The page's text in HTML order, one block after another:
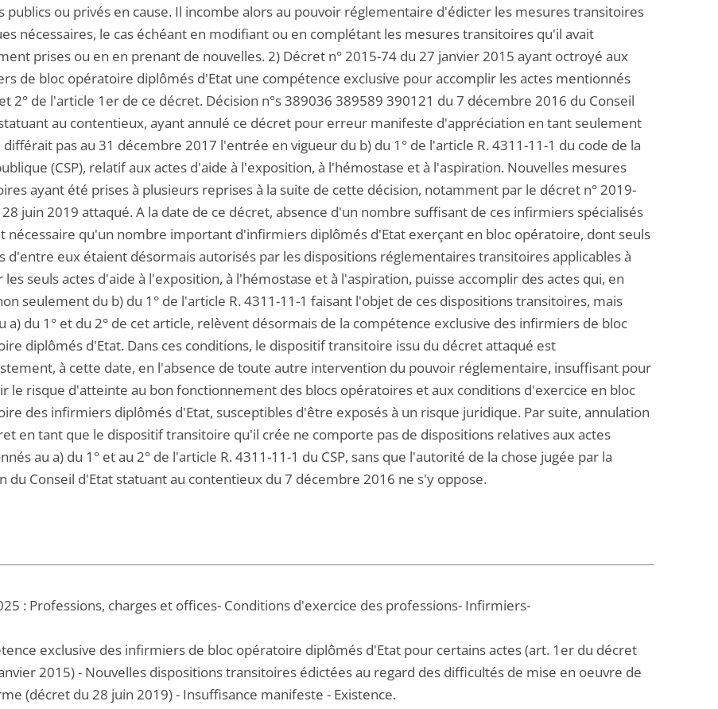
publics ou privés en cause. Il incombe alors au pouvoir réglementaire d'édicter les mesures transitoires
nécessaires, le cas échéant en modifiant ou en complétant les mesures transitoires qu'il avait
prises ou en en prenant de nouvelles. 2) Décret n° 2015-74 du 27 janvier 2015 ayant octroyé aux
de bloc opératoire diplômés d'Etat une compétence exclusive pour accomplir les actes mentionnés
2° de l'article 1er de ce décret. Décision n°s 389036 389589 390121 du 7 décembre 2016 du Conseil
au contentieux, ayant annulé ce décret pour erreur manifeste d'appréciation en tant seulement
différait pas au 31 décembre 2017 l'entrée en vigueur du b) du 1° de l'article R. 4311-11-1 du code de la
(CSP), relatif aux actes d'aide à l'exposition, à l'hémostase et à l'aspiration. Nouvelles mesures
ayant été prises à plusieurs reprises à la suite de cette décision, notamment par le décret n° 2019-
juin 2019 attaqué. A la date de ce décret, absence d'un nombre suffisant de ces infirmiers spécialisés
nécessaire qu'un nombre important d'infirmiers diplômés d'Etat exerçant en bloc opératoire, dont seuls
d'entre eux étaient désormais autorisés par les dispositions réglementaires transitoires applicables à
les seuls actes d'aide à l'exposition, à l'hémostase et à l'aspiration, puisse accomplir des actes qui, en
seulement du b) du 1° de l'article R. 4311-11-1 faisant l'objet de ces dispositions transitoires, mais
a) du 1° et du 2° de cet article, relèvent désormais de la compétence exclusive des infirmiers de bloc
diplômés d'Etat. Dans ces conditions, le dispositif transitoire issu du décret attaqué est
à cette date, en l'absence de toute autre intervention du pouvoir réglementaire, insuffisant pour
le risque d'atteinte au bon fonctionnement des blocs opératoires et aux conditions d'exercice en bloc
des infirmiers diplômés d'Etat, susceptibles d'être exposés à un risque juridique. Par suite, annulation
en tant que le dispositif transitoire qu'il crée ne comporte pas de dispositions relatives aux actes
au a) du 1° et au 2° de l'article R. 4311-11-1 du CSP, sans que l'autorité de la chose jugée par la
du Conseil d'Etat statuant au contentieux du 7 décembre 2016 ne s'y oppose.
: Professions, charges et offices- Conditions d'exercice des professions- Infirmiers-
exclusive des infirmiers de bloc opératoire diplômés d'Etat pour certains actes (art. 1er du décret
2015) - Nouvelles dispositions transitoires édictées au regard des difficultés de mise en oeuvre de
(décret du 28 juin 2019) - Insuffisance manifeste - Existence.